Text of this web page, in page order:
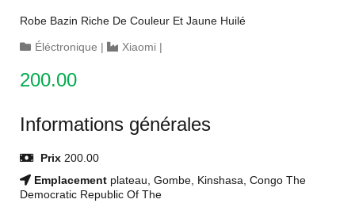
Robe Bazin Riche De Couleur Et Jaune Huilé
Éléctronique | Xiaomi |
200.00
Informations générales
Prix 200.00
Emplacement plateau, Gombe, Kinshasa, Congo The
Democratic Republic Of The